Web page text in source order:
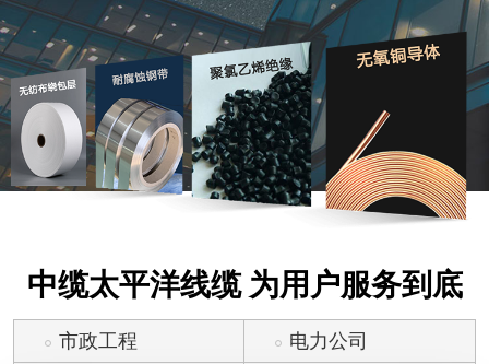
中缆太平洋线缆 为用户服务到底
市政工程
电力公司